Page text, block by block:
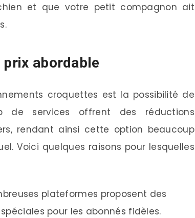
et que votre petit compagnon ait
prix abordable
croquettes est la possibilité de
de services offrent des réductions
rendant ainsi cette option beaucoup
Voici quelques raisons pour lesquelles
plateformes proposent des
pour les abonnés fidèles.